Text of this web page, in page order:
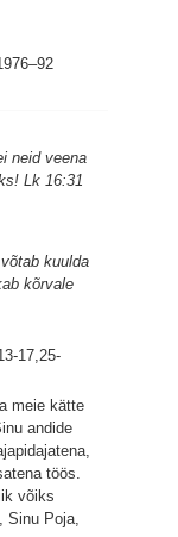
neid veena
Lk 16:31
kuulda
kõrvale
17,25-
meie kätte
andide
töös.
võiks
Sinu Poja,